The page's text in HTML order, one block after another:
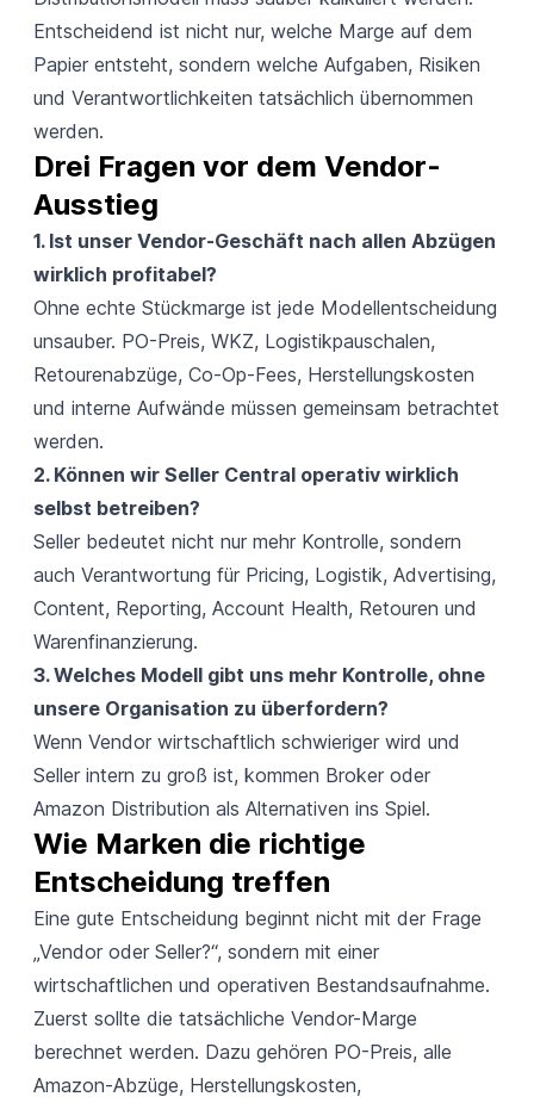
Entscheidend ist nicht nur, welche Marge auf dem
Papier entsteht, sondern welche Aufgaben, Risiken
und Verantwortlichkeiten tatsächlich übernommen
werden.
Drei Fragen vor dem Vendor-
Ausstieg
1. Ist unser Vendor-Geschäft nach allen Abzügen
wirklich profitabel?
Ohne echte Stückmarge ist jede Modellentscheidung
unsauber. PO-Preis, WKZ, Logistikpauschalen,
Retourenabzüge, Co-Op-Fees, Herstellungskosten
und interne Aufwände müssen gemeinsam betrachtet
werden.
2. Können wir Seller Central operativ wirklich
selbst betreiben?
Seller bedeutet nicht nur mehr Kontrolle, sondern
auch Verantwortung für Pricing, Logistik, Advertising,
Content, Reporting, Account Health, Retouren und
Warenfinanzierung.
3. Welches Modell gibt uns mehr Kontrolle, ohne
unsere Organisation zu überfordern?
Wenn Vendor wirtschaftlich schwieriger wird und
Seller intern zu groß ist, kommen Broker oder
Amazon Distribution als Alternativen ins Spiel.
Wie Marken die richtige
Entscheidung treffen
Eine gute Entscheidung beginnt nicht mit der Frage
„Vendor oder Seller?“, sondern mit einer
wirtschaftlichen und operativen Bestandsaufnahme.
Zuerst sollte die tatsächliche Vendor-Marge
berechnet werden. Dazu gehören PO-Preis, alle
Amazon-Abzüge, Herstellungskosten,